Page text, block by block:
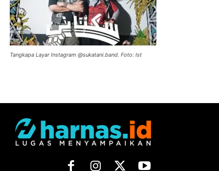
Tangkapa Layar Instagram @sukatani.band. Foto: Ist